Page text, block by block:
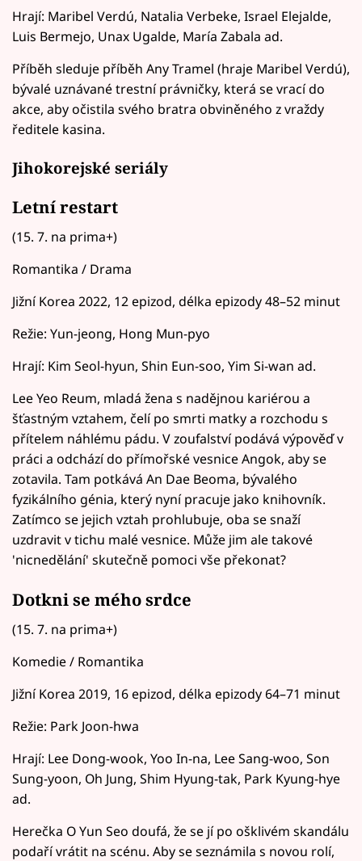
Hrají: Maribel Verdú, Natalia Verbeke, Israel Elejalde,
Luis Bermejo, Unax Ugalde, María Zabala ad.
Příběh sleduje příběh Any Tramel (hraje Maribel Verdú),
bývalé uznávané trestní právničky, která se vrací do
akce, aby očistila svého bratra obviněného z vraždy
ředitele kasina.
Jihokorejské seriály
Letní restart
(15. 7. na prima+)
Romantika / Drama
Jižní Korea 2022, 12 epizod, délka epizody 48–52 minut
Režie: Yun-jeong, Hong Mun-pyo
Hrají: Kim Seol-hyun, Shin Eun-soo, Yim Si-wan ad.
Lee Yeo Reum, mladá žena s nadějnou kariérou a
šťastným vztahem, čelí po smrti matky a rozchodu s
přítelem náhlému pádu. V zoufalství podává výpověď v
práci a odchází do přímořské vesnice Angok, aby se
zotavila. Tam potkává An Dae Beoma, bývalého
fyzikálního génia, který nyní pracuje jako knihovník.
Zatímco se jejich vztah prohlubuje, oba se snaží
uzdravit v tichu malé vesnice. Může jim ale takové
'nicnedělání' skutečně pomoci vše překonat?
Dotkni se mého srdce
(15. 7. na prima+)
Komedie / Romantika
Jižní Korea 2019, 16 epizod, délka epizody 64–71 minut
Režie: Park Joon-hwa
Hrají: Lee Dong-wook, Yoo In-na, Lee Sang-woo, Son
Sung-yoon, Oh Jung, Shim Hyung-tak, Park Kyung-hye
ad.
Herečka O Yun Seo doufá, že se jí po ošklivém skandálu
podaří vrátit na scénu. Aby se seznámila s novou rolí,